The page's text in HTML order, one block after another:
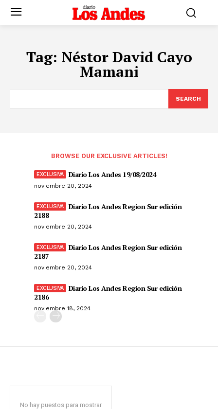
Tag: Néstor David Cayo
Mamani
SEARCH
BROWSE OUR EXCLUSIVE ARTICLES!
Diario Los Andes 19/08/2024
noviembre 20, 2024
Diario Los Andes Region Sur edición
2188
noviembre 20, 2024
Diario Los Andes Region Sur edición
2187
noviembre 20, 2024
Diario Los Andes Region Sur edición
2186
noviembre 18, 2024
No hay puestos para mostrar